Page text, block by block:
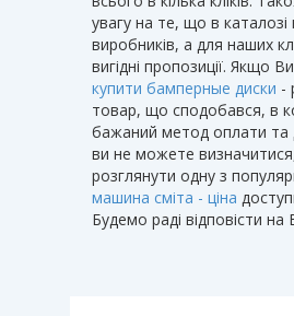
увагу на те, що в каталозі
виробників, а для наших
вигідні пропозиції. Якщо
купити бамперные диски -
товар, що сподобався, в
бажаний метод оплати та
ви не можете
розглянути одну з
машина сміта - ціна
Будемо раді відповісти на